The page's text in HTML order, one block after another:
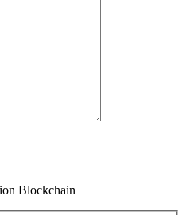
Blockchain